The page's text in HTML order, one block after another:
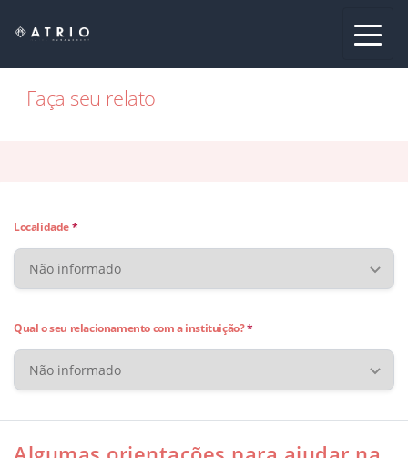
Faça seu relato
Localidade*
Qual o seu relacionamento com a instituição?*